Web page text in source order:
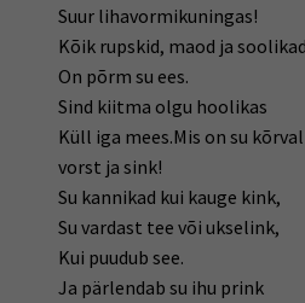
Suur lihavormikuningas!
Kõik rupskid, maod ja
On põrm su ees.
Sind kiitma olgu hoolikas
Küll iga mees.Mis on su kõrval
vorst ja sink!
Su kannikad kui kauge kink,
Su vardast tee või ukselink,
Kui puudub see.
Ja pärlendab su ihu prink